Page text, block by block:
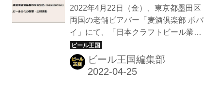
業界団体連絡協議会（クラ
ビ連）」発足、2025年には
「ビアEXPO 2025」も
2022年4月22日（金）、東京都墨田区
両国の老舗ビアバー「麦酒倶楽部 ポパ
イ」にて、「日本クラフトビール業界
団体連絡協議会」（以下、クラビ連）
立ち上げの記者発表が行われた。 今回
の新団体設立に関わるクラフトビール
ビール王国編集部